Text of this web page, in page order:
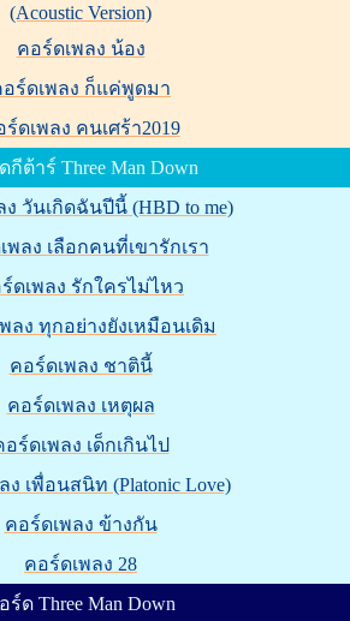
(Acoustic Version)
คอร์ดเพลง น้อง
ร์ดเพลง ก็แค่พูดมา
ร์ดเพลง คนเศร้า2019
กีต้าร์ Three Man Down
ง วันเกิดฉันปีนี้ (HBD to me)
พลง เลือกคนที่เขารักเรา
ดเพลง รักใครไม่ไหว
ลง ทุกอย่างยังเหมือนเดิม
คอร์ดเพลง ชาตินี้
คอร์ดเพลง เหตุผล
อร์ดเพลง เด็กเกินไป
ง เพื่อนสนิท (Platonic Love)
คอร์ดเพลง ข้างกัน
คอร์ดเพลง 28
ร์ด Three Man Down